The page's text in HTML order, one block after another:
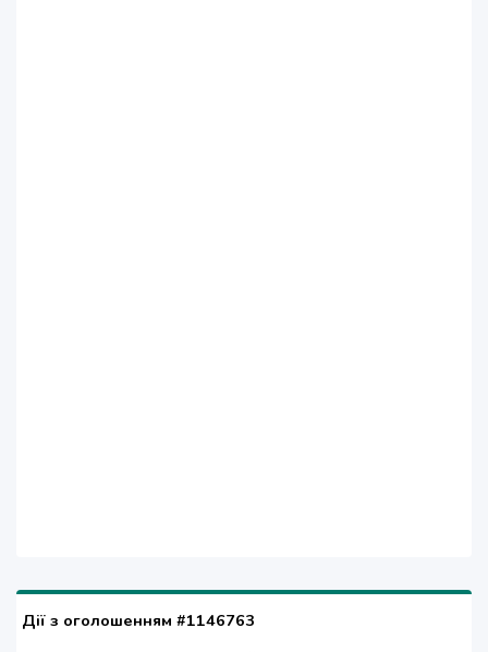
Дії з оголошенням #1146763